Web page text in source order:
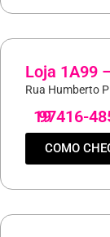
Loja 1A99
Rua Humberto
19
97416-
COMO